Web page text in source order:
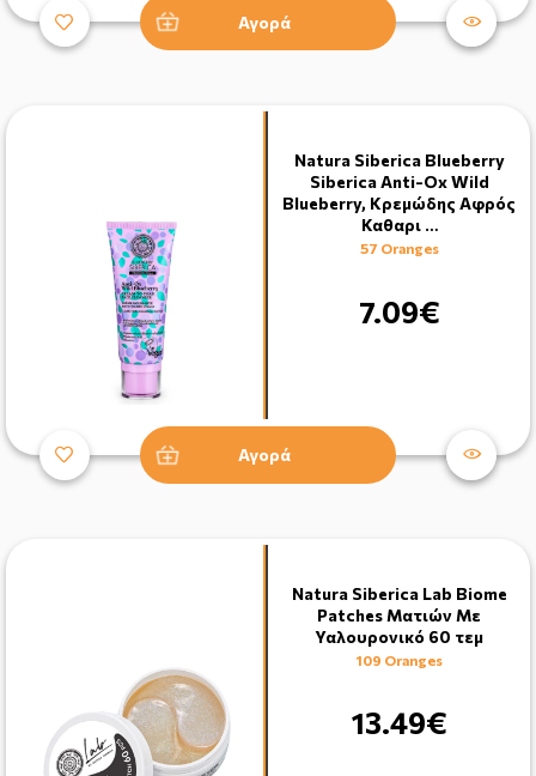
Αγορά
Natura Siberica Blueberry
Siberica Anti-Ox Wild
Blueberry, Κρεμώδης Αφρός
Καθαρι …
57 Oranges
7.09€
Αγορά
Natura Siberica Lab Biome
Patches Ματιών Με
Υαλουρονικό 60 τεμ
109 Oranges
13.49€